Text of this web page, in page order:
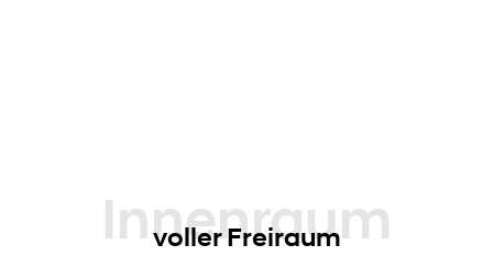
Innenraum
voller Freiraum